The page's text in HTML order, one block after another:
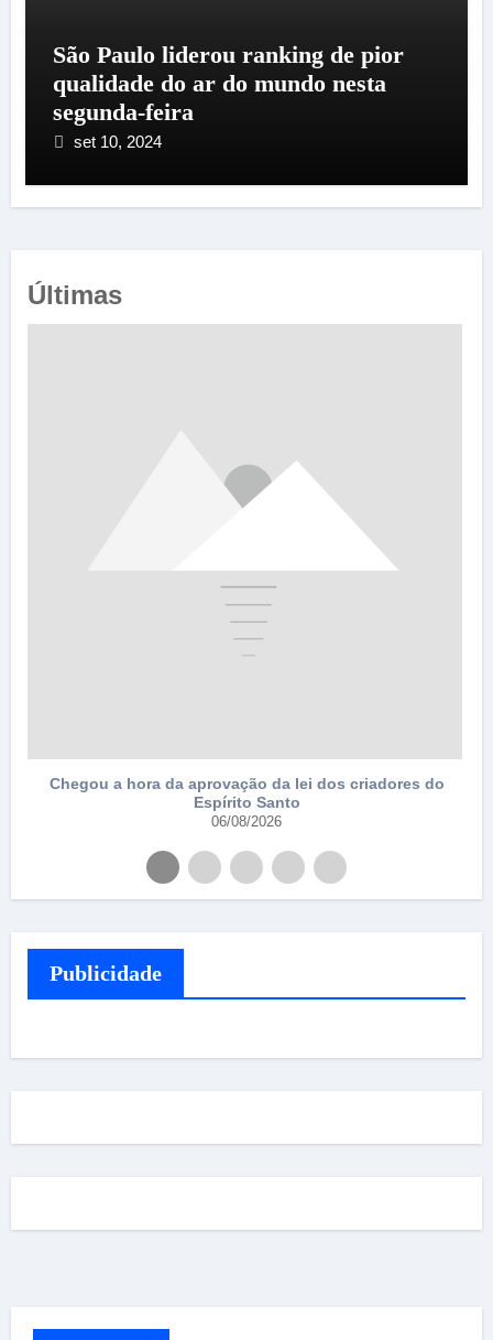
São Paulo liderou ranking de pior
qualidade do ar do mundo nesta
segunda-feira
set 10, 2024
Últimas
Chegou a hora da aprovação da lei dos criadores do
Espírito Santo
06/08/2026
Publicidade